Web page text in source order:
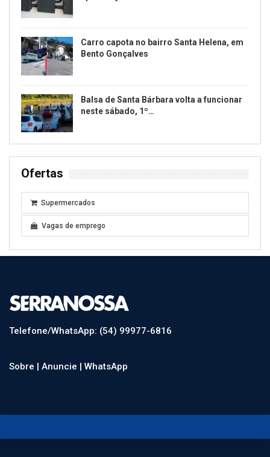
Carro capota no bairro Santa Helena, em
Bento Gonçalves
Balsa de Santa Bárbara volta a funcionar
neste sábado, 1º…
Ofertas
Supermercados
Vagas de emprego
Telefone/WhatsApp: (54) 99977-6816
Sobre | Anuncie | WhatsApp